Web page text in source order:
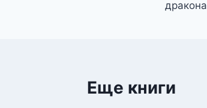
дракона
Еще книги